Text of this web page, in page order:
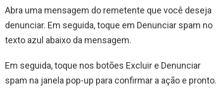
Abra uma mensagem do remetente que você deseja
denunciar. Em seguida, toque em Denunciar spam no
texto azul abaixo da mensagem.
Em seguida, toque nos botões Excluir e Denunciar
spam na janela pop-up para confirmar a ação e pronto.